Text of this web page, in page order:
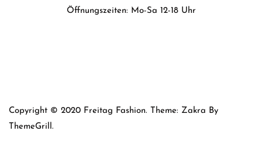
Öffnungszeiten: Mo-Sa 12-18 Uhr
Copyright © 2020 Freitag Fashion. Theme: Zakra By
ThemeGrill.